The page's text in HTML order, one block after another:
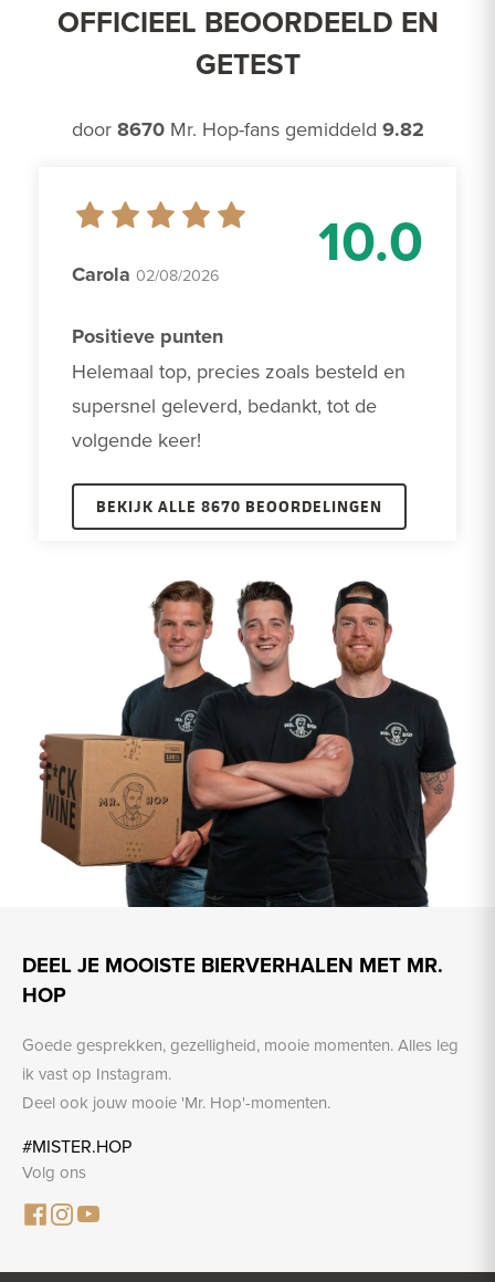
OFFICIEEL BEOORDEELD EN
GETEST
door 8670Mr. Hop-fans gemiddeld 9.82
10.0
Carola 02/08/2026
Positieve punten
Helemaal top, precies zoals besteld en
supersnel geleverd, bedankt, tot de
volgende keer!
BEKIJK ALLE 8670 BEOORDELINGEN
DEEL JE MOOISTE BIERVERHALEN MET MR.
HOP
Goede gesprekken, gezelligheid, mooie momenten. Alles leg
ik vast op Instagram.
Deel ook jouw mooie 'Mr. Hop'-momenten.
#MISTER.HOP
Volg ons